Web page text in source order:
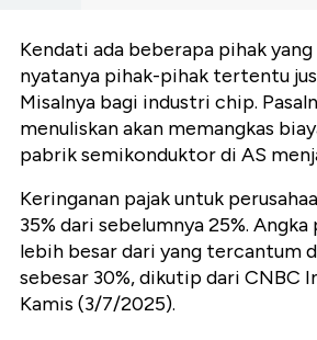
Kendati ada beberapa pihak
nyatanya pihak-pihak tertentu
Misalnya bagi industri chip.
menuliskan akan memangkas
pabrik semikonduktor di AS
Keringanan pajak untuk
35% dari sebelumnya 25%.
lebih besar dari yang tercantum
sebesar 30%, dikutip dari CNBC
Kamis (3/7/2025).